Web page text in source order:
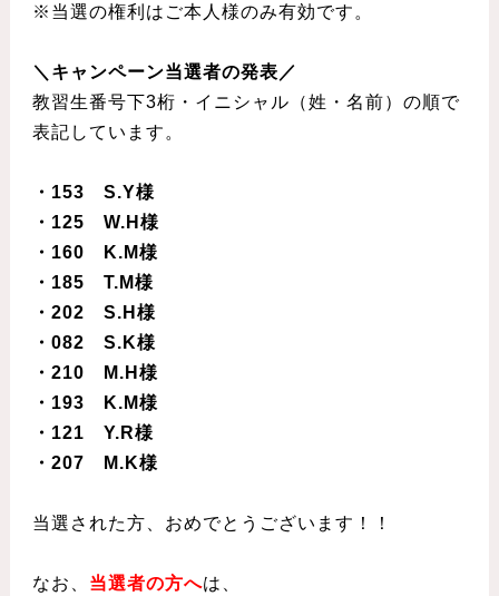
※当選の権利はご本人様のみ有効です。
＼キャンペーン当選者の発表／
教習生番号下3桁・イニシャル（姓・名前）の順で
表記しています。
・153 S.Y様
・125 W.H様
・160 K.M様
・185 T.M様
・202 S.H様
・082 S.K様
・210 M.H様
・193 K.M様
・121 Y.R様
・207 M.K様
当選された方、おめでとうございます！！
なお、 当選者の方へは、